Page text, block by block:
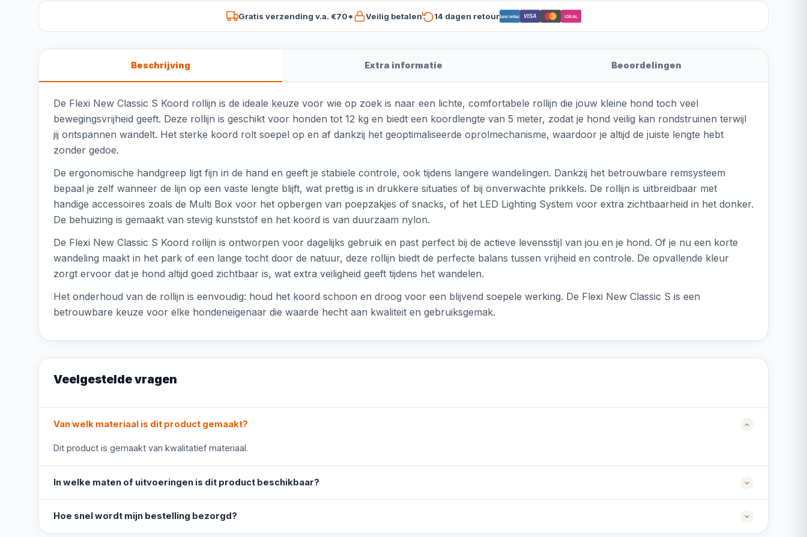
Gratis verzending v.a. €70* Veilig betalen 14 dagen retourBancontact VISA iDEAL
Beschrijving Extra informatie Beoordelingen
De Flexi New Classic S Koord rollijn is de ideale keuze voor wie op zoek is naar een lichte, comfortabele rollijn die jouw kleine hond toch veel
bewegingsvrijheid geeft. Deze rollijn is geschikt voor honden tot 12 kg en biedt een koordlengte van 5 meter, zodat je hond veilig kan rondstruinen terwijl
jij ontspannen wandelt. Het sterke koord rolt soepel op en af dankzij het geoptimaliseerde oprolmechanisme, waardoor je altijd de juiste lengte hebt
zonder gedoe.
De ergonomische handgreep ligt fijn in de hand en geeft je stabiele controle, ook tijdens langere wandelingen. Dankzij het betrouwbare remsysteem
bepaal je zelf wanneer de lijn op een vaste lengte blijft, wat prettig is in drukkere situaties of bij onverwachte prikkels. De rollijn is uitbreidbaar met
handige accessoires zoals de Multi Box voor het opbergen van poepzakjes of snacks, of het LED Lighting System voor extra zichtbaarheid in het donker.
De behuizing is gemaakt van stevig kunststof en het koord is van duurzaam nylon.
De Flexi New Classic S Koord rollijn is ontworpen voor dagelijks gebruik en past perfect bij de actieve levensstijl van jou en je hond. Of je nu een korte
wandeling maakt in het park of een lange tocht door de natuur, deze rollijn biedt de perfecte balans tussen vrijheid en controle. De opvallende kleur
zorgt ervoor dat je hond altijd goed zichtbaar is, wat extra veiligheid geeft tijdens het wandelen.
Het onderhoud van de rollijn is eenvoudig: houd het koord schoon en droog voor een blijvend soepele werking. De Flexi New Classic S is een
betrouwbare keuze voor elke hondeneigenaar die waarde hecht aan kwaliteit en gebruiksgemak.
Veelgestelde vragen
Van welk materiaal is dit product gemaakt?
Dit product is gemaakt van kwalitatief materiaal.
In welke maten of uitvoeringen is dit product beschikbaar?
Hoe snel wordt mijn bestelling bezorgd?